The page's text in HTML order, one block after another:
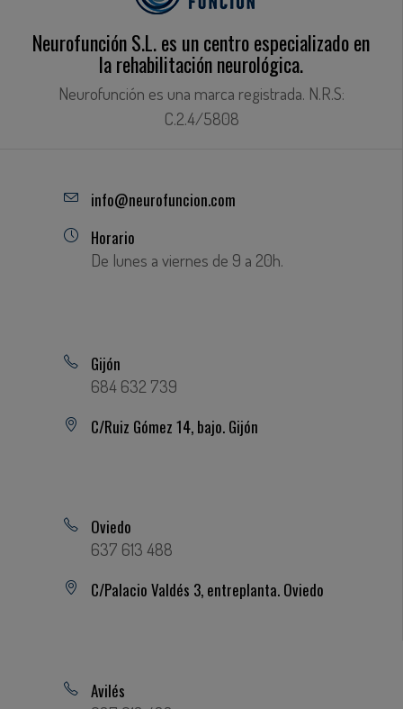
Neurofunción S.L. es un centro especializado en
la rehabilitación neurológica.
Neurofunción es una marca registrada. N.R.S:
C.2.4/5808
info@neurofuncion.com
Horario
De lunes a viernes de 9 a 20h.
Gijón
684 632 739
C/Ruiz Gómez 14, bajo. Gijón
Oviedo
637 613 488
C/Palacio Valdés 3, entreplanta. Oviedo
Avilés